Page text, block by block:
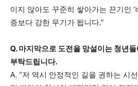
이지 않아도 꾸준히 쌓아가는 끈기인 ‘
증보다 강한 무기가 됩니다.”
Q. 마지막으로 도전을 망설이는 청년
부탁드립니다.
A. “저 역시 안정적인 길을 권하는 시